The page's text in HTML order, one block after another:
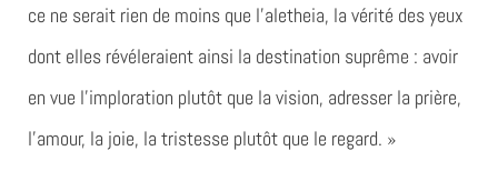
ce ne serait rien de moins que l’aletheia, la vérité des yeux
dont elles révéleraient ainsi la destination suprême : avoir
en vue l’imploration plutôt que la vision, adresser la prière,
l’amour, la joie, la tristesse plutôt que le regard. »